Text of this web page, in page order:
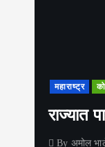
महाराष्ट्र
राज्यात
By अमोल